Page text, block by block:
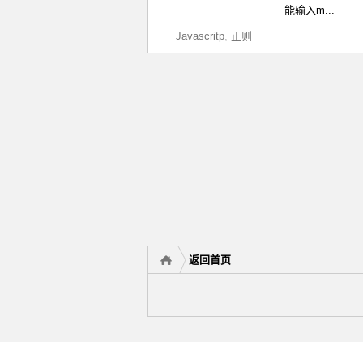
能输入m...
Javascritp, 正则
返回首页